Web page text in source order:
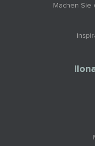
Machen Sie